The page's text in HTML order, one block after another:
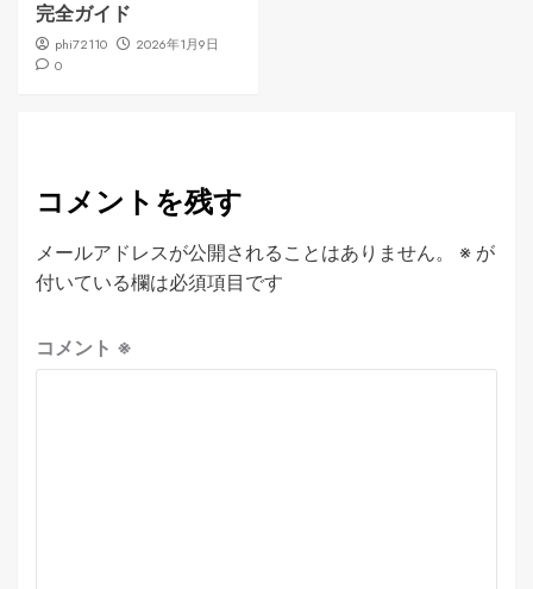
完全ガイド
phi72110
2026年1月9日
0
コメントを残す
メールアドレスが公開されることはありません。 ※ が
付いている欄は必須項目です
コメント ※